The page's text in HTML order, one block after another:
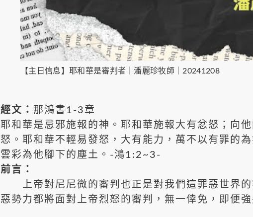
【主日信息】耶和華是審判者｜潘麗珍牧師｜20241208
經文： 那鴻書1-3章
耶和華是忌邪施報的神。耶和華施報大有忿怒；向
怒。耶和華不輕易發怒，大有能力，萬不以有罪的
雲彩為他腳下的塵土。-鴻1:2~3-
前言：
上帝對尼尼微的審判也正是對我們這罪惡世界的
惡勢力都將面對上帝烈怒的審判，無一倖免，即便強